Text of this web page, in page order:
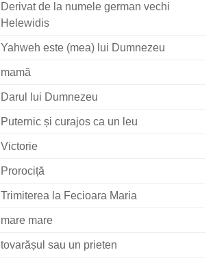
Derivat de la numele german vechi
Helewidis
Yahweh este (mea) lui Dumnezeu
mamă
Darul lui Dumnezeu
Puternic și curajos ca un leu
Victorie
Prorociță
Trimiterea la Fecioara Maria
mare mare
tovarășul sau un prieten